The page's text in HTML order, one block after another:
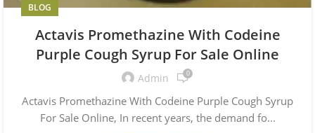
BLOG
Actavis Promethazine With Codeine
Purple Cough Syrup For Sale Online
Admin 0
Actavis Promethazine With Codeine Purple Cough Syrup
For Sale Online, In recent years, the demand fo...